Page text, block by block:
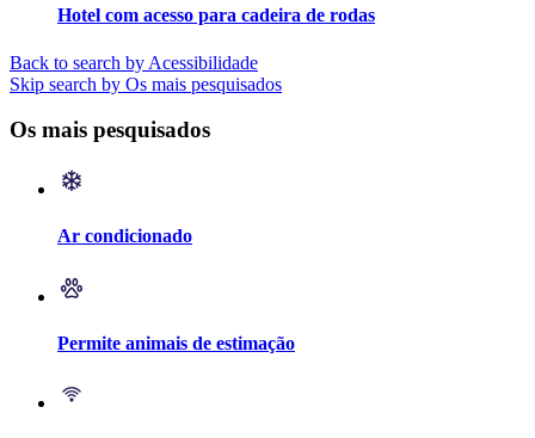
Hotel com acesso para cadeira de rodas
Back to search by Acessibilidade
Skip search by Os mais pesquisados
Os mais pesquisados
Ar condicionado
Permite animais de estimação